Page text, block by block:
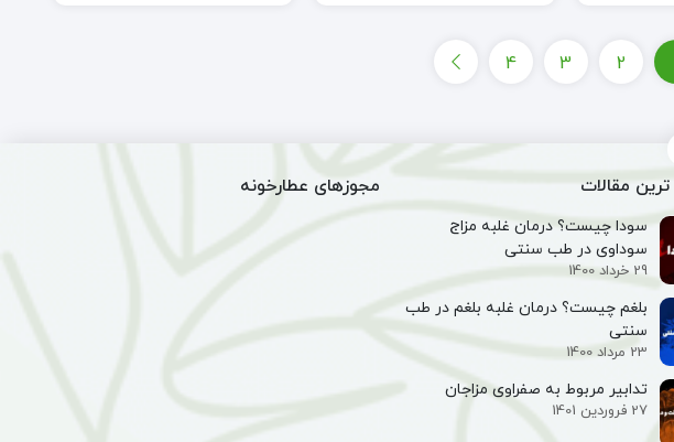
2
3
4
مقالات
سودا چیست؟ درمان غلبه مزاج
سوداوی در طب سنتی
29 خرداد 1400
بلغم چیست؟ درمان غلبه بلغم در طب
سنتی
23 مرداد 1400
تدابیر مربوط به صفراوی مزاجان
27 فروردین 1401
مجوزهای عطارخونه